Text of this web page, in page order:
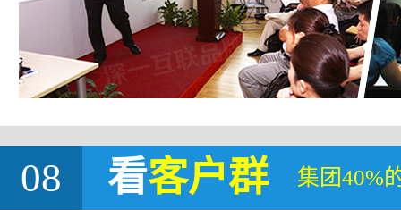
08 看客户群 集团40%